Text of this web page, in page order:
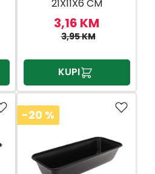
21X11X6 CM
3,16 KM
3,95 KM
KUPI
-20 %